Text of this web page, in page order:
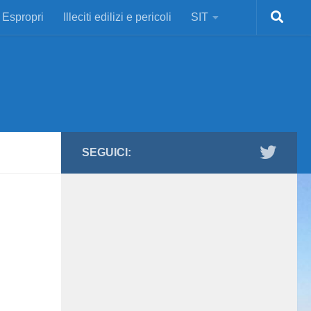
Espropri Illeciti edilizi e pericoli SIT
SEGUICI: